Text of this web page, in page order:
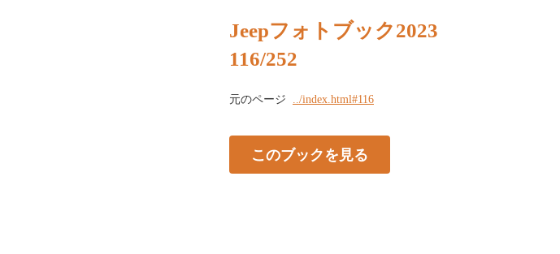
Jeepフォトブック2023
116/252
元のページ ../index.html#116
このブックを見る